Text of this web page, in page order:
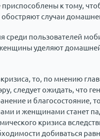
к тому,
случаи
среди пользователей
уделяют
то, по мнению
следует ожидать, что
и благосостояние,
и женщинами станет
кризиса
добиваться